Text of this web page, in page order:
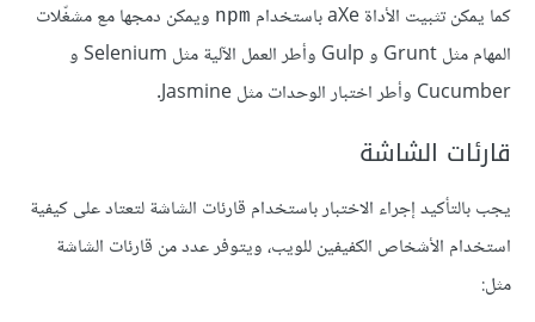
كما يمكن تثبيت الأداة aXe باستخدام npm ويمكن دمجها مع مشغّلات
المهام مثل Grunt و Gulp وأطر العمل الآلية مثل Selenium و
Cucumber وأطر اختبار الوحدات مثل Jasmine.
قارئات الشاشة
يجب بالتأكيد إجراء الاختبار باستخدام قارئات الشاشة لتعتاد على كيفية
استخدام الأشخاص الكفيفين للويب، ويتوفر عدد من قارئات الشاشة
مثل: